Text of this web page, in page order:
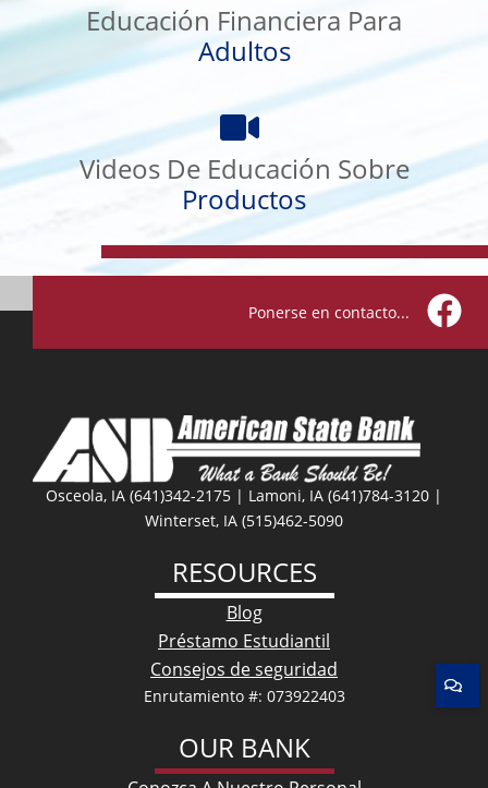
Educación Financiera Para
Adultos
Para
Adultos
Videos De Educación Sobre
Productos
Videos
De
Educación
Sobre
Productos
Ponerse en contacto...
Osceola, IA (641)342-2175 | Lamoni, IA (641)784-3120 |
Winterset, IA (515)462-5090
RESOURCES
Blog
Préstamo Estudiantil
Consejos de seguridad
Enrutamiento #: 073922403
OUR BANK